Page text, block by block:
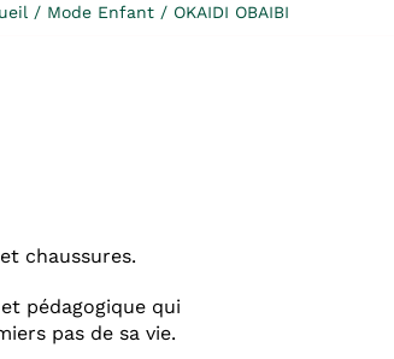
Mode Enfant OKAIDI OBAIBI
chaussures.
pédagogique qui
pas de sa vie.